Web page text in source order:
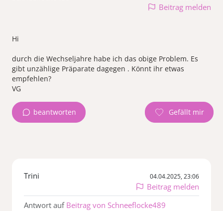
Beitrag melden
Hi
durch die Wechseljahre habe ich das obige Problem. Es
gibt unzählige Präparate dagegen . Könnt ihr etwas
empfehlen?
beantworten
Trini 04.04.2025, 23:06
Beitrag melden
Antwort auf Beitrag von Schneeflocke489